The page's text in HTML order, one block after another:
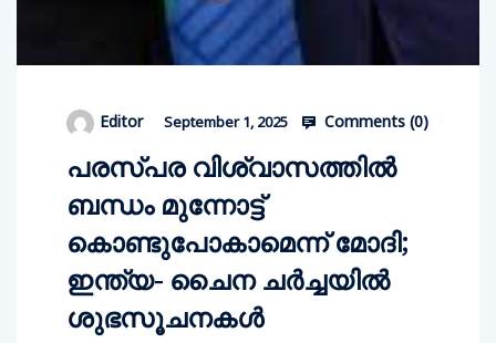
Editor September 1, 2025 Comments (0)
പരസ്പര വിശ്വാസത്തിൽ
ബന്ധം മുന്നോട്ട്
കൊണ്ടുപോകാമെന്ന് മോദി;
ഇന്ത്യ- ചൈന ചർച്ചയിൽ
ശുഭസൂചനകൾ